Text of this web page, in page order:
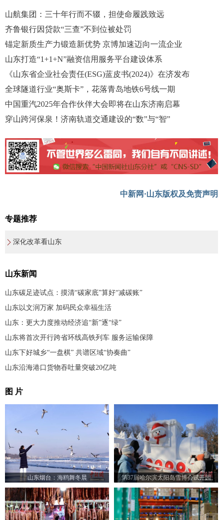
山航集团：三十年行而不辍，担使命履践致远
齐鲁银行因贷款“三查”不到位被处罚
锚定新质生产力锻造新优势 京博加速迈向一流企业
山东打造“1+1+N”融资信用服务平台建设体系
《山东省企业社会责任(ESG)蓝皮书(2024)》在济发布
全球隧道行业“奥斯卡”，花落青岛地铁6号线一期
中国重汽2025年合作伙伴大会即将在山东济南启幕
穿山跨河保泉！济南轨道交通建设的“数”与“智”
中新网·山东版权及免责声明
专题推荐
深化改革看山东
山东新闻
山东碳足迹试点：摸清“碳家底”算好“减碳账”
山东以文润万家 加码民众幸福生活
山东：更大力度推动经济追“新”逐“绿”
山东将首次开行跨省环线高铁列车 服务运输保障
山东下好城乡“一盘棋” 共谱区域“协奏曲”
山东沿海港口货物吞吐量突破20亿吨
图 片
山东烟台：海鸥舞冬晨 第37届哈尔滨太阳岛雪博会试开园